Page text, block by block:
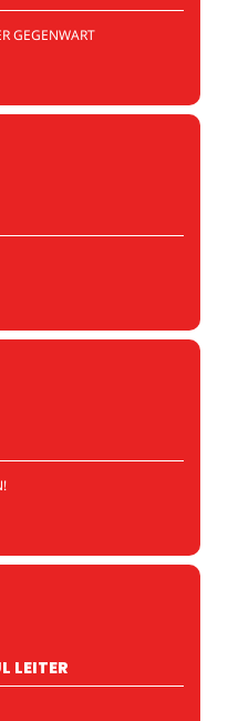
GEGENWART
LEITER